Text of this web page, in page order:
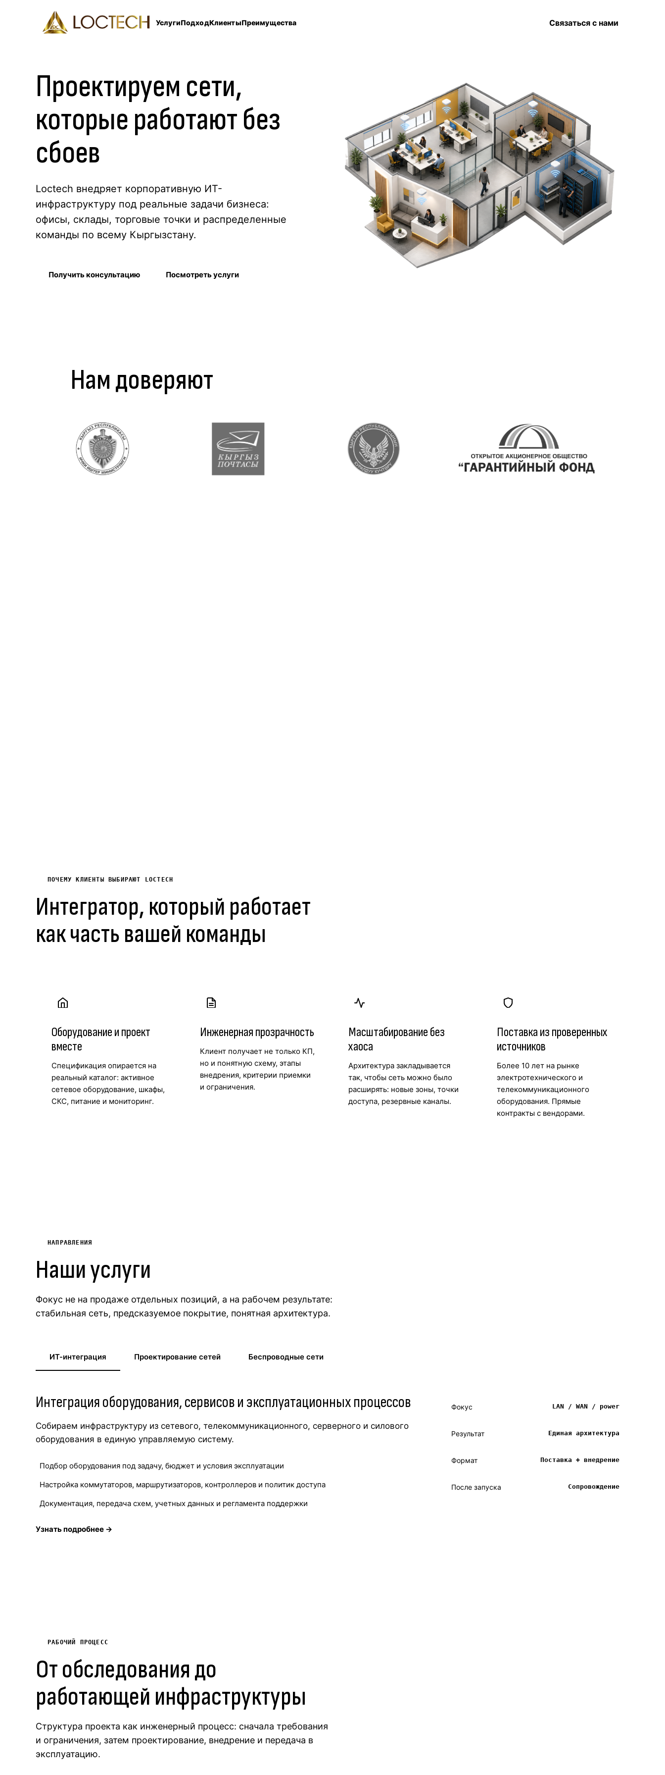
УслугиПодходКлиентыПреимущества Связаться с нами
Проектируем сети,
которые работают без
сбоев
Loctech внедряет корпоративную ИТ-
инфраструктуру под реальные задачи бизнеса:
офисы, склады, торговые точки и распределенные
команды по всему Кыргызстану.
Получить консультацию Посмотреть услуги
Нам доверяют
ПОЧЕМУ КЛИЕНТЫ ВЫБИРАЮТ LOCTECH
Интегратор, который работает
как часть вашей команды
Оборудование и проект
вместе
Спецификация опирается на
реальный каталог: активное
сетевое оборудование, шкафы,
СКС, питание и мониторинг.
Инженерная прозрачность
Клиент получает не только КП,
но и понятную схему, этапы
внедрения, критерии приемки
и ограничения.
Масштабирование без
хаоса
Архитектура закладывается
так, чтобы сеть можно было
расширять: новые зоны, точки
доступа, резервные каналы.
Поставка из проверенных
источников
Более 10 лет на рынке
электротехнического и
телекоммуникационного
оборудования. Прямые
контракты с вендорами.
НАПРАВЛЕНИЯ
Наши услуги
Фокус не на продаже отдельных позиций, а на рабочем результате:
стабильная сеть, предсказуемое покрытие, понятная архитектура.
ИТ-интеграция Проектирование сетей Беспроводные сети
Интеграция оборудования, сервисов и эксплуатационных процессов
Собираем инфраструктуру из сетевого, телекоммуникационного, серверного и силового
оборудования в единую управляемую систему.
Подбор оборудования под задачу, бюджет и условия эксплуатации
Настройка коммутаторов, маршрутизаторов, контроллеров и политик доступа
Документация, передача схем, учетных данных и регламента поддержки
Узнать подробнее →
Фокус LAN / WAN / power
Результат Единая архитектура
Формат Поставка + внедрение
После запуска Сопровождение
РАБОЧИЙ ПРОЦЕСС
От обследования до
работающей инфраструктуры
Структура проекта как инженерный процесс: сначала требования
и ограничения, затем проектирование, внедрение и передача в
эксплуатацию.